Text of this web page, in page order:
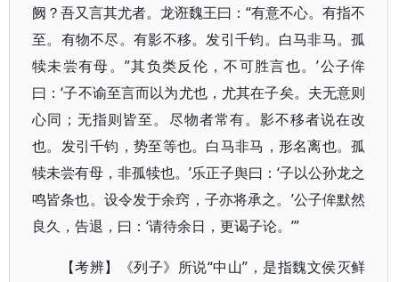
阙？吾又言其尤者。龙诳魏王曰：“有意不心。有指不
至。有物不尽。有影不移。发引千钧。白马非马。孤
犊未尝有母。”其负类反伦，不可胜言也。’公子侔
曰：‘子不谕至言而以为尤也，尤其在子矣。夫无意则
心同；无指则皆至。尽物者常有。影不移者说在改
也。发引千钧，势至等也。白马非马，形名离也。孤
犊未尝有母，非孤犊也。’乐正子舆曰：‘子以公孙龙之
鸣皆条也。设令发于余窍，子亦将承之。’公子侔默然
良久，告退，曰：‘请待余日，更谒子论。’”
【考辨】《列子》所说“中山”，是指魏文侯灭鲜